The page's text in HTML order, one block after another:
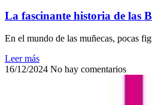
La fascinante historia de las
En el mundo de las muñecas, pocas
Leer más
16/12/2024 No hay comentarios